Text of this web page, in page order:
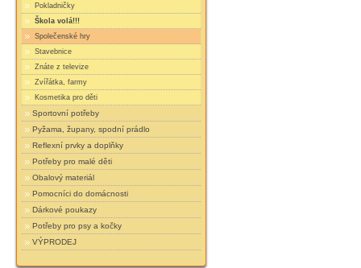
Pokladničky
Škola volá!!!
Společenské hry
Stavebnice
Znáte z televize
Zvířátka, farmy
Kosmetika pro děti
Sportovní potřeby
Pyžama, župany, spodní prádlo
Reflexní prvky a doplňky
Potřeby pro malé děti
Obalový materiál
Pomocníci do domácnosti
Dárkové poukazy
Potřeby pro psy a kočky
VÝPRODEJ